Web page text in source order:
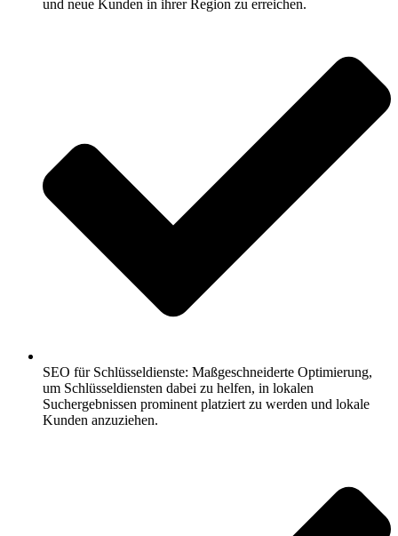
und neue Kunden in ihrer Region zu erreichen.
SEO für Schlüsseldienste: Maßgeschneiderte Optimierung,
um Schlüsseldiensten dabei zu helfen, in lokalen
Suchergebnissen prominent platziert zu werden und lokale
Kunden anzuziehen.